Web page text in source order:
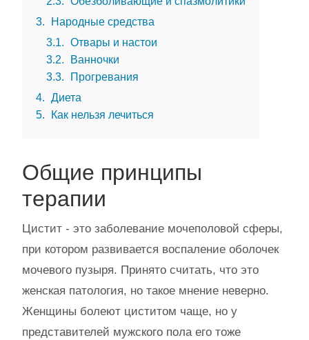
3
Народные средства
3.1
Отвары и настои
3.2
Ванночки
3.3
Прогревания
4
Диета
5
Как нельзя лечиться
Общие принципы
терапии
Цистит - это заболевание мочеполовой сферы,
при котором развивается воспаление оболочек
мочевого пузыря. Принято считать, что это
женская патология, но такое мнение неверно.
Женщины болеют циститом чаще, но у
представителей мужского пола его тоже